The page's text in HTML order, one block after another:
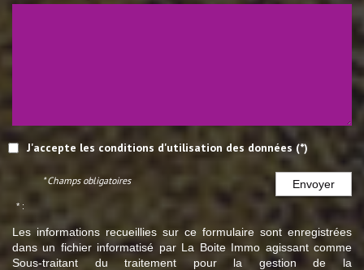
J'accepte les conditions d'utilisation des données (*)
Envoyer
* Champs obligatoires
* :
Les informations recueillies sur ce formulaire sont enregistrées
dans un fichier informatisé par La Boite Immo agissant comme
Sous-traitant du traitement pour la gestion de la